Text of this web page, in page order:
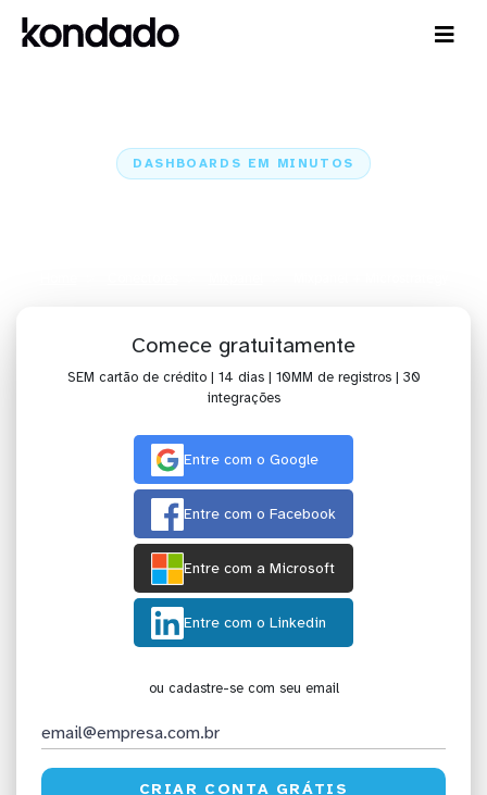
DASHBOARDS EM MINUTOS
Comece gratuitamente
SEM cartão de crédito | 14 dias | 10MM de registros | 30
integrações
Entre com o Google
Entre com o Facebook
Entre com a Microsoft
Entre com o Linkedin
ou cadastre-se com seu email